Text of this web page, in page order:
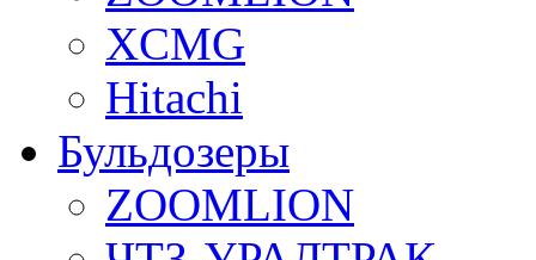
XCMG
Hitachi
Бульдозеры
ZOOMLION